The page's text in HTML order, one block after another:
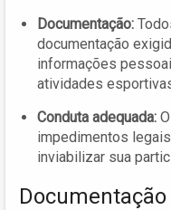
Documentação:
documentação
informações
atividades
Conduta adequada:
impedimentos
inviabilizar sua